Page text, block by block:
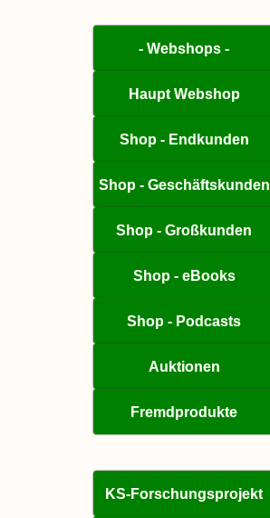
- Webshops -
Haupt Webshop
Shop - Endkunden
Shop - Geschäftskunden
Shop - Großkunden
Shop - eBooks
Shop - Podcasts
Auktionen
Fremdprodukte
KS-Forschungsprojekt